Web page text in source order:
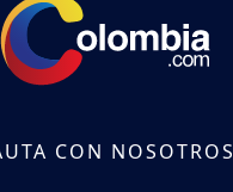
CON NOSOTROS